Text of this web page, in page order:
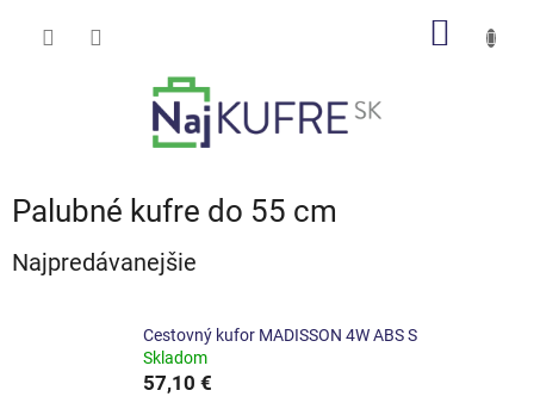
Palubné kufre do 55 cm
Najpredávanejšie
Cestovný kufor MADISSON 4W ABS S
Skladom
57,10 €